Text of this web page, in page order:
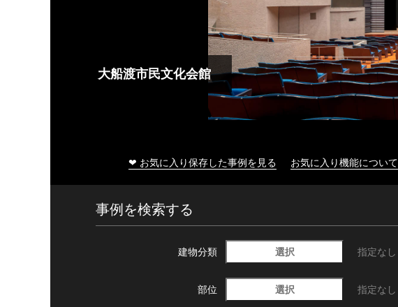
大船渡市民文化会館
❤ お気に入り保存した事例を見る お気に入り機能について
事例を検索する
建物分類 選択 指定なし
部位 選択 指定なし